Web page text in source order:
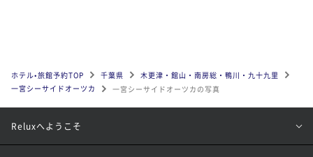
ホテル•旅館予約TOP 千葉県
木更津・館山・南房総・鴨川・九十九里
一宮シーサイドオーツカ
一宮シーサイドオーツカの写真
Reluxへようこそ